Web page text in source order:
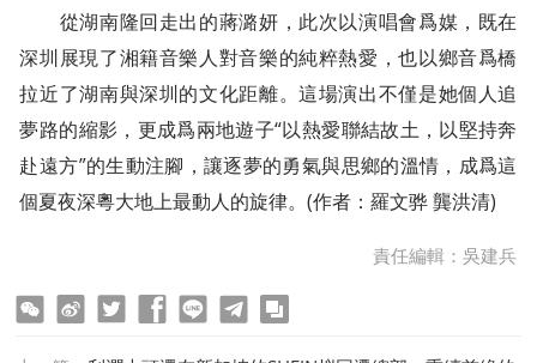
從湖南隆回走出的蔣潞妍，此次以演唱會爲媒，既在
深圳展現了湘籍音樂人對音樂的純粹熱愛，也以鄉音爲橋
拉近了湖南與深圳的文化距離。這場演出不僅是她個人追
夢路的縮影，更成爲兩地遊子“以熱愛聯結故土，以堅持奔
赴遠方”的生動注腳，讓逐夢的勇氣與思鄉的溫情，成爲這
個夏夜深粵大地上最動人的旋律。(作者：羅文骅 龔洪清)
責任編輯：吳建兵
linetelegram copy